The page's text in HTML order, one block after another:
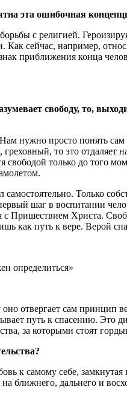
эта ошибочная
с религией.
сейчас, например,
приближения конца
свободу, то,
нужно просто понять
то это отдаляет
только до того
Только
шаг в воспитании
Пришествием Христа.
как путь к вере. Верой
определиться»
отвергает сам
путь к спасению.
за которыми стоят
к самому себе, замкнутая
ближнего, дальнего и